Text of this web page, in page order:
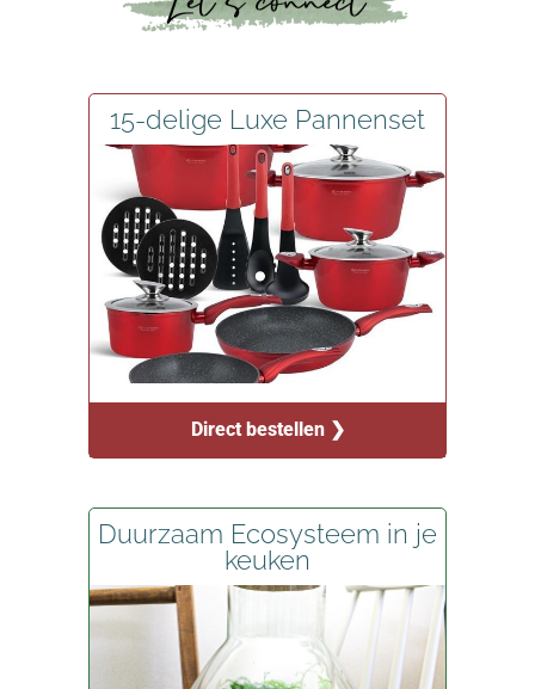
15-delige Luxe Pannenset
Direct bestellen ❯
Duurzaam Ecosysteem in je
keuken